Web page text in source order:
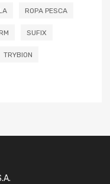
ROPA PESCA
SUFIX
TRYBION